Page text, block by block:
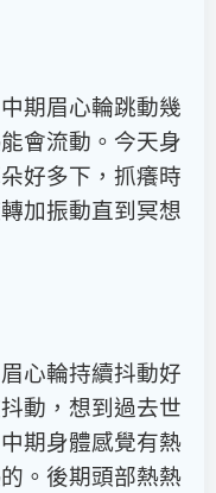
期眉心輪跳動幾
會流動。今天身
好多下，抓癢時
加振動直到冥想
心輪持續抖動好
動，想到過去世
期身體感覺有熱
。後期頭部熱熱